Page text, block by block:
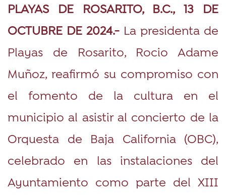
PLAYAS DE ROSARITO, B.C., 13 DE
OCTUBRE DE 2024.- La presidenta de
Playas de Rosarito, Rocio Adame
Muñoz, reafirmó su compromiso con
el fomento de la cultura en el
municipio al asistir al concierto de la
Orquesta de Baja California (OBC),
celebrado en las instalaciones del
Ayuntamiento como parte del XIII